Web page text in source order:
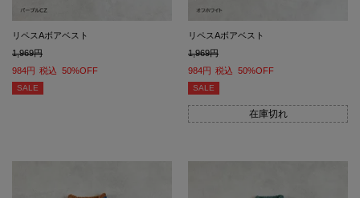
リペスAボアベスト
1,969
984
税込 50%OFF
SALE
リペスAボアベスト
1,969
984
税込 50%OFF
SALE
在庫切れ